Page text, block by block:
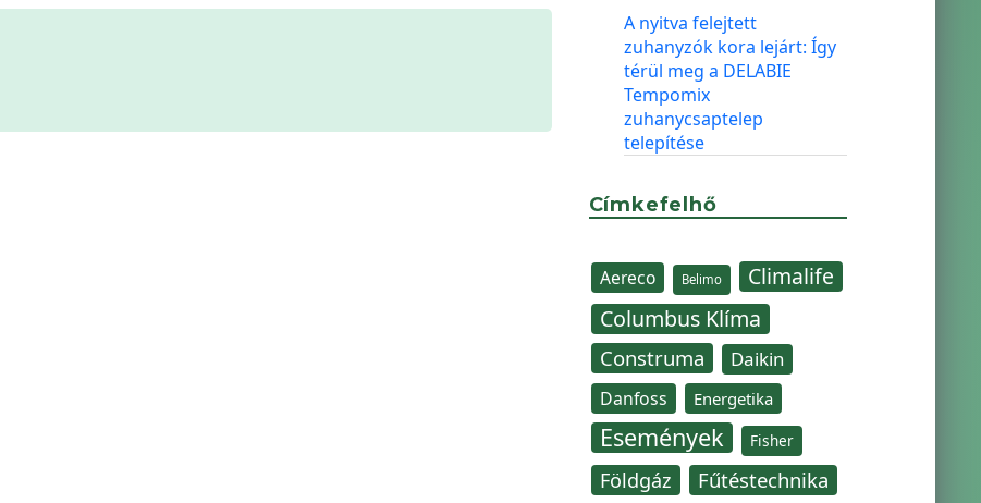
A nyitva felejtett
zuhanyzók kora lejárt: Így
térül meg a DELABIE
Tempomix
zuhanycsaptelep
telepítése
Címkefelhő
Aereco Belimo
Climalife
Columbus Klíma
Construma Daikin
Danfoss Energetika
Események Fisher
Földgáz Fűtéstechnika